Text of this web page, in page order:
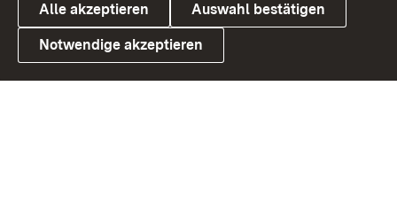
Link zum Landesportal
Alle akzeptieren Auswahl bestätigen
Notwendige akzeptieren